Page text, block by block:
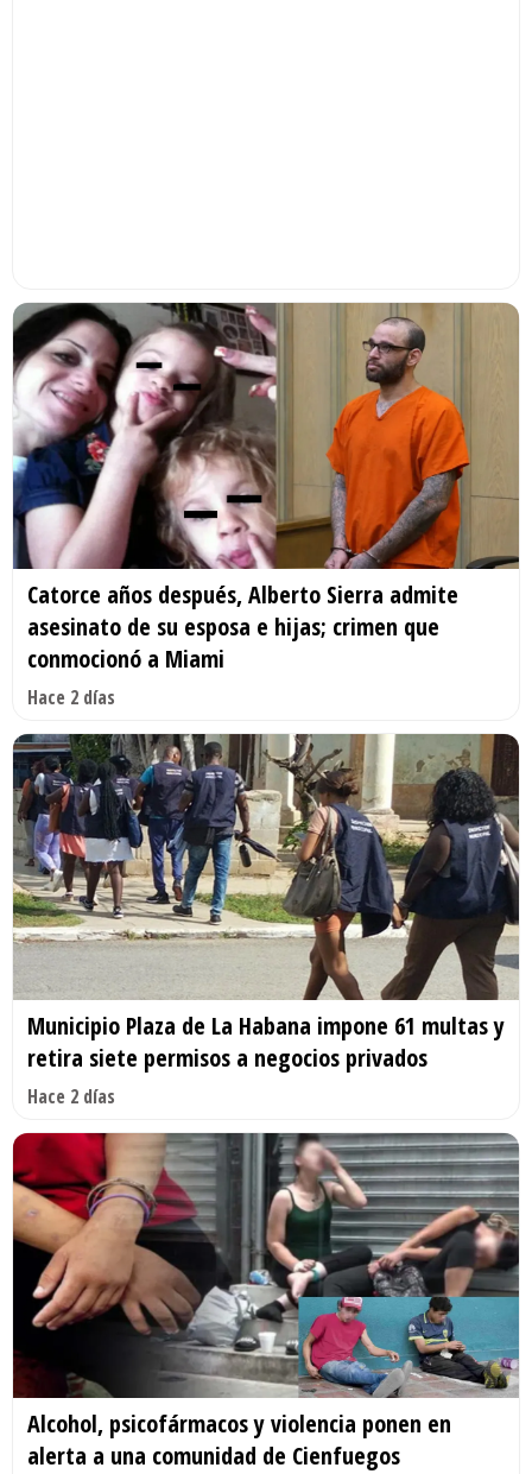
Catorce años después, Alberto Sierra admite
asesinato de su esposa e hijas; crimen que
conmocionó a Miami
Hace 2 días
Municipio Plaza de La Habana impone 61 multas y
retira siete permisos a negocios privados
Hace 2 días
Alcohol, psicofármacos y violencia ponen en
alerta a una comunidad de Cienfuegos